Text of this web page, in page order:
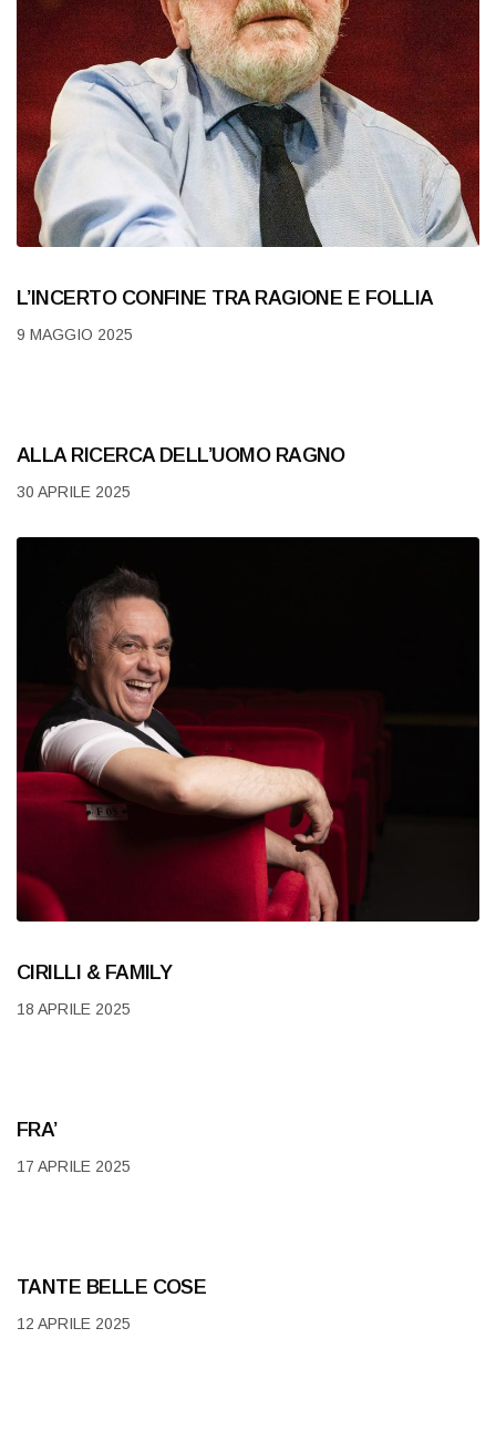
L’INCERTO CONFINE TRA RAGIONE E FOLLIA
9 MAGGIO 2025
ALLA RICERCA DELL’UOMO RAGNO
30 APRILE 2025
CIRILLI & FAMILY
18 APRILE 2025
FRA’
17 APRILE 2025
TANTE BELLE COSE
12 APRILE 2025